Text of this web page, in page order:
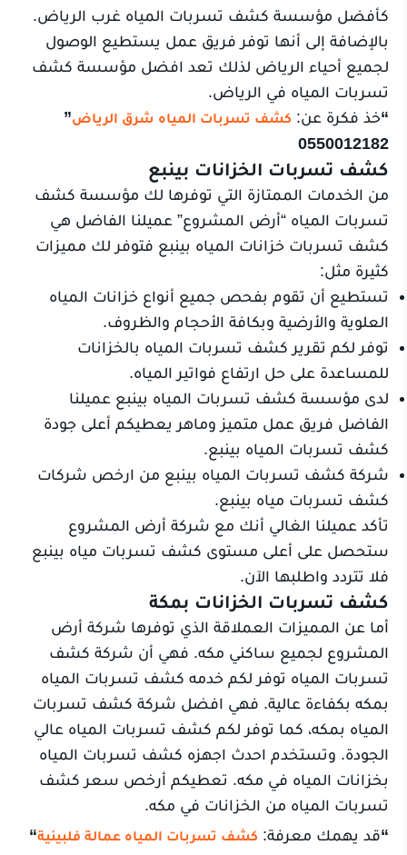
كأفضل مؤسسة كشف تسربات المياه غرب الرياض.
بالإضافة إلى أنها توفر فريق عمل يستطيع الوصول
لجميع أحياء الرياض لذلك تعد افضل مؤسسة كشف
تسربات المياه في الرياض.
“خذ فكرة عن: كشف تسربات المياه شرق الرياض”
0550012182
كشف تسربات الخزانات بينبع
من الخدمات الممتازة التي توفرها لك مؤسسة كشف
تسربات المياه “أرض المشروع” عميلنا الفاضل هي
كشف تسربات خزانات المياه بينبع فتوفر لك مميزات
كثيرة مثل:
تستطيع أن تقوم بفحص جميع أنواع خزانات المياه
العلوية والأرضية وبكافة الأحجام والظروف.
توفر لكم تقرير كشف تسربات المياه بالخزانات
للمساعدة على حل ارتفاع فواتير المياه.
لدى مؤسسة كشف تسربات المياه بينبع عميلنا
الفاضل فريق عمل متميز وماهر يعطيكم أعلى جودة
كشف تسربات المياه بينبع.
شركة كشف تسربات المياه بينبع من ارخص شركات
كشف تسربات مياه بينبع.
تأكد عميلنا الغالي أنك مع شركة أرض المشروع
ستحصل على أعلى مستوى كشف تسربات مياه بينبع
فلا تتردد واطلبها الآن.
كشف تسربات الخزانات بمكة
أما عن المميزات العملاقة الذي توفرها شركة أرض
المشروع لجميع ساكني مكه. فهي أن شركة كشف
تسربات المياه توفر لكم خدمه كشف تسربات المياه
بمكه بكفاءة عالية. فهي افضل شركة كشف تسربات
المياه بمكه، كما توفر لكم كشف تسربات المياه عالي
الجودة. وتستخدم احدث اجهزه كشف تسربات المياه
بخزانات المياه في مكه. تعطيكم أرخص سعر كشف
تسربات المياه من الخزانات في مكه.
“قد يهمك معرفة: كشف تسربات المياه عمالة فلبينية“